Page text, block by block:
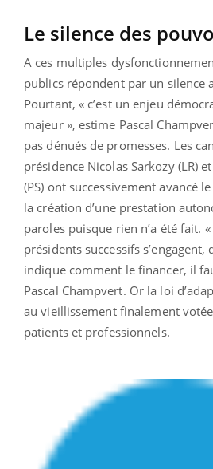
Le silence des
A ces multiples
publics répondent par un silence
Pourtant, « c’est un enjeu
majeur », estime Pascal
pas dénués de promesses. Les
présidence Nicolas Sarkozy (LR)
(PS) ont successivement avancé
la création d’une prestation
paroles puisque rien n’a été fait.
présidents successifs s’engagent,
indique comment le financer, il
Pascal Champvert. Or la loi
au vieillissement finalement
patients et professionnels.